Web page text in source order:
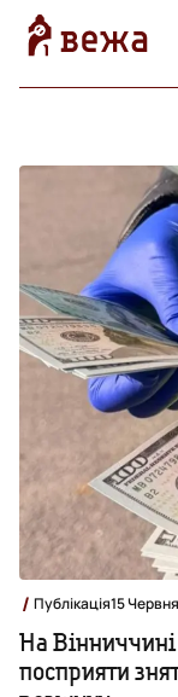
Публікація15 Червня
На
посприяти